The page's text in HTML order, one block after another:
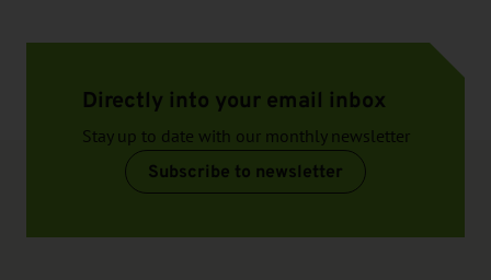
Directly into your email inbox
Stay up to date with our monthly newsletter
Subscribe to newsletter